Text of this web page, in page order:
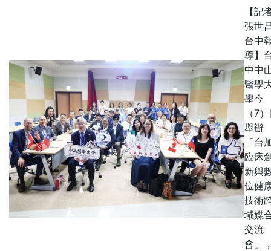
【記
張世
台中
導】
中中
醫學
學今
（7
舉辦
「台
臨床
新與
位健
技術
域媒
交流
會」